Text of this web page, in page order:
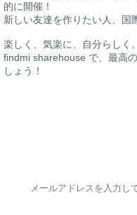
的に開催！
新しい友達を作りたい人、国
楽しく、気楽に、自分らしく。
findmi sharehouse で、最高
しょう！